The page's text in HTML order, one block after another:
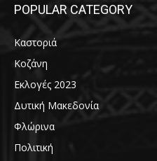
POPULAR CATEGORY
Καστοριά
Κοζάνη
Εκλογές 2023
Δυτική Μακεδονία
Φλώρινα
Πολιτική